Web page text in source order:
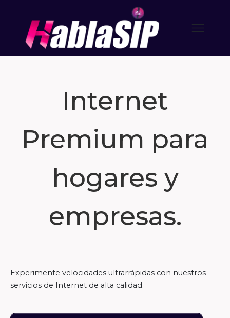
Internet
Premium para
hogares y
empresas.
Experimente velocidades ultrarrápidas con nuestros
servicios de Internet de alta calidad.